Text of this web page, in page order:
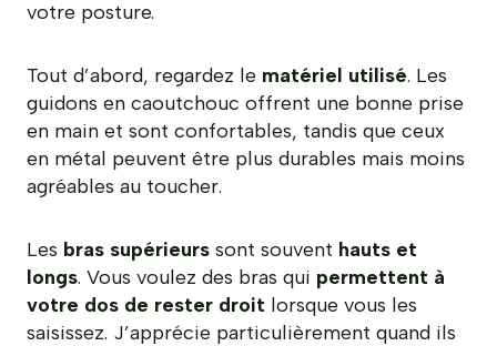
votre posture.
Tout d’abord, regardez le matériel utilisé. Les
guidons en caoutchouc offrent une bonne prise
en main et sont confortables, tandis que ceux
en métal peuvent être plus durables mais moins
agréables au toucher.
Les bras supérieurs sont souvent hauts et
longs. Vous voulez des bras qui permettent à
votre dos de rester droit lorsque vous les
saisissez. J’apprécie particulièrement quand ils